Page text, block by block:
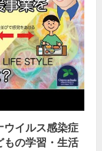
ウイルス感染症
の学習・生活